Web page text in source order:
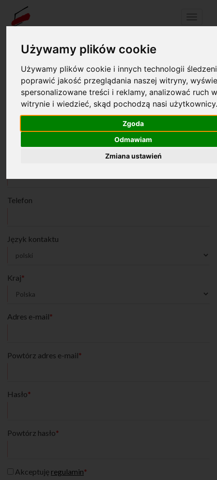
Używamy plików cookie
Używamy plików cookie i innych technologii
poprawić jakość przeglądania naszej witryny,
spersonalizowane treści i reklamy, analizować ruch
witrynie i wiedzieć, skąd pochodzą nasi
Zgoda
Odmawiam
Zmiana ustawień
Menu
pl en
Twój koszyk jest pusty!
Rejestracja
Telefon
Język kontaktu
Kraj*
Adres e-mail*
Powtórz adres e-mail*
Hasło*
Powtórz hasło*
Akceptuję regulamin*